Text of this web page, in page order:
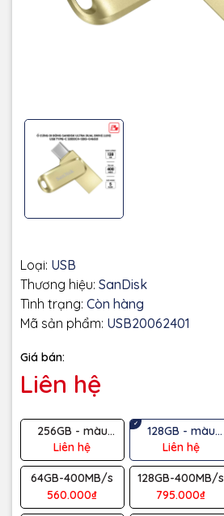
Loại: USB
Thương hiệu: SanDisk
Tình trạng: Còn hàng
Mã sản phẩm: USB20062401
Giá bán:
Liên hệ
256GB - màu
Gold
Liên hệ
128GB - màu
Gold
Liên hệ
64GB-400MB/s
560.000₫
128GB-400MB/s
795.000₫